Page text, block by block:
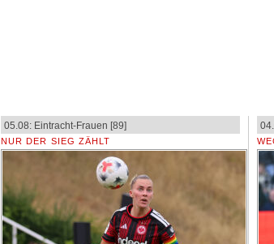
05.08: Eintracht-Frauen [89]
NUR DER SIEG ZÄHLT